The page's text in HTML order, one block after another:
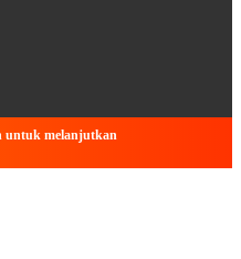
untuk melanjutkan